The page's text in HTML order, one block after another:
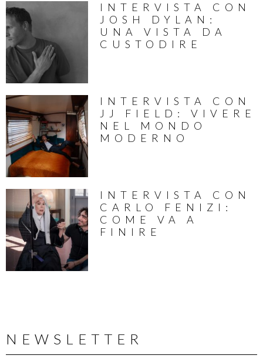
INTERVISTA CON
JOSH DYLAN:
UNA VISTA DA
CUSTODIRE
INTERVISTA CON
JJ FIELD: VIVERE
NEL MONDO
MODERNO
INTERVISTA CON
CARLO FENIZI:
COME VA A
FINIRE
NEWSLETTER